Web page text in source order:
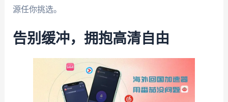
源任你挑选。
告别缓冲，拥抱高清自由